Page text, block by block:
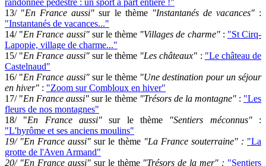
randonnée pédestre : un sport à part entière !"
13/ "En France aussi" sur le thème "Instantanés de vacances":
"Instantanés de vacances..."
14/ "En France aussi"sur le thème "Villages de charme": "St Cirq-
Lapopie, village de charme..."
15/ "En France aussi"sur le thème "Les châteaux" : "Le château de
Castelnaud"
16/ "En France aussi"sur le thème "Une destination pour un séjour
en hiver" : "Zoom sur Combloux en hiver"
17/ "En France aussi" sur le thème "Trésors de la montagne": "Les
fleurs de nos montagnes"
18/ "En France aussi" sur le thème "Sentiers méconnus":
"L'hyrôme et ses anciens moulins"
19/ "En France aussi" sur le thème "La France souterraine": "La
grotte de l'Aven Armand"
20/ "En France aussi" sur le thème "Trésors de la mer" : "Sentiers